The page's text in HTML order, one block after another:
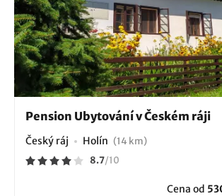
Pension Ubytování v Českém ráji
Český ráj Holín (14 km)
8.7/10
Cena od